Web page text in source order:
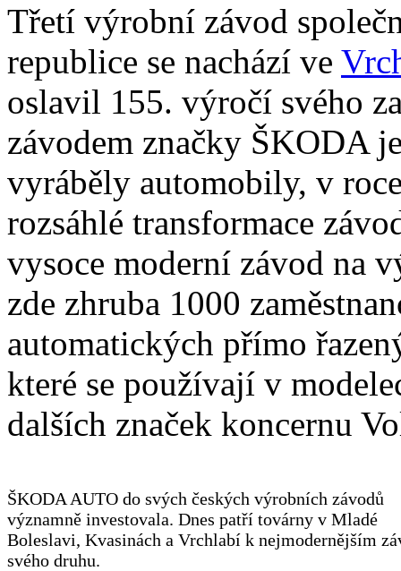
Třetí výrobní závod
republice se nachází ve
oslavil 155. výročí svého
závodem značky ŠKODA
vyráběly automobily, v
rozsáhlé transformace
vysoce moderní závod na
zde zhruba 1000
automatických přímo
které se používají v
dalších značek koncernu
ŠKODA AUTO do svých českých výrobních závodů
významně investovala. Dnes patří továrny v Mladé
Boleslavi, Kvasinách a Vrchlabí k nejmodernějším
svého druhu.